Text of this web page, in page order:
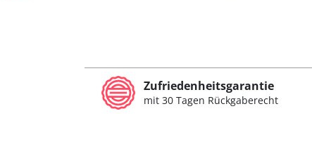
Zufriedenheitsgarantie
mit 30 Tagen Rückgaberecht